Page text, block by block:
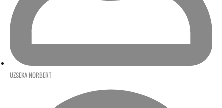
UZSEKA NORBERT